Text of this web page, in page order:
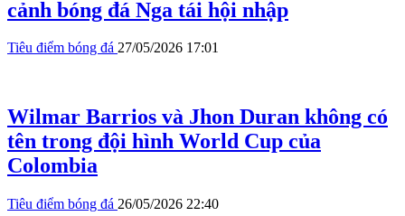
cảnh bóng đá Nga tái hội nhập
Tiêu điểm bóng đá 27/05/2026 17:01
Wilmar Barrios và Jhon Duran không có
tên trong đội hình World Cup của
Colombia
Tiêu điểm bóng đá 26/05/2026 22:40